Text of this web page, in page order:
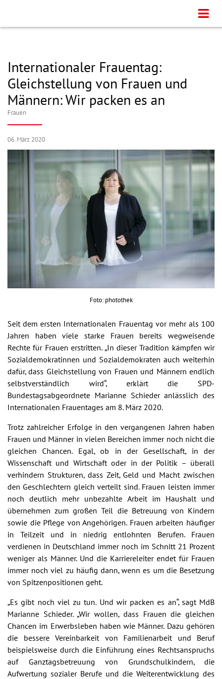
Internationaler Frauentag:
Gleichstellung von Frauen und
Männern: Wir packen es an
Frauen
06. März 2020
Foto: photothek
Seit dem ersten Internationalen Frauentag vor mehr als 100
Jahren haben viele starke Frauen bereits wegweisende
Rechte für Frauen erstritten. „In dieser Tradition kämpfen wir
Sozialdemokratinnen und Sozialdemokraten auch weiterhin
dafür, dass Gleichstellung von Frauen und Männern endlich
selbstverständlich wird“, erklärt die SPD-
Bundestagsabgeordnete Marianne Schieder anlässlich des
Internationalen Frauentages am 8. März 2020.
Trotz zahlreicher Erfolge in den vergangenen Jahren haben
Frauen und Männer in vielen Bereichen immer noch nicht die
gleichen Chancen. Egal, ob in der Gesellschaft, in der
Wissenschaft und Wirtschaft oder in der Politik – überall
verhindern Strukturen, dass Zeit, Geld und Macht zwischen
den Geschlechtern gleich verteilt sind. Frauen leisten immer
noch deutlich mehr unbezahlte Arbeit im Haushalt und
übernehmen zum großen Teil die Betreuung von Kindern
sowie die Pflege von Angehörigen. Frauen arbeiten häufiger
in Teilzeit und in niedrig entlohnten Berufen. Frauen
verdienen in Deutschland immer noch im Schnitt 21 Prozent
weniger als Männer. Und die Karriereleiter endet für Frauen
immer noch viel zu häufig dann, wenn es um die Besetzung
von Spitzenpositionen geht.
„Es gibt noch viel zu tun. Und wir packen es an“, sagt MdB
Marianne Schieder. „Wir wollen, dass Frauen die gleichen
Chancen im Erwerbsleben haben wie Männer. Dazu gehören
die bessere Vereinbarkeit von Familienarbeit und Beruf
beispielsweise durch die Einführung eines Rechtsanspruchs
auf Ganztagsbetreuung von Grundschulkindern, die
Aufwertung sozialer Berufe und die Weiterentwicklung des